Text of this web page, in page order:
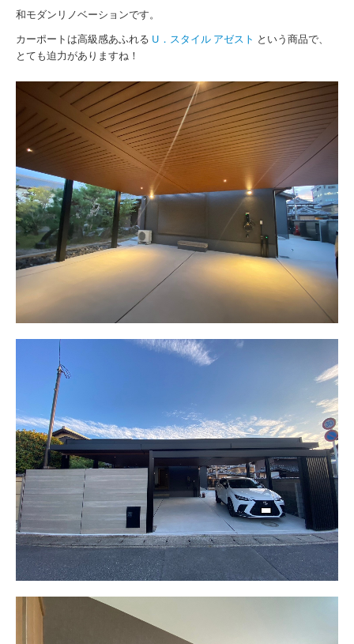
和モダンリノベーションです。
カーポートは高級感あふれる U．スタイル アゼスト という商品で、
とても迫力がありますね！